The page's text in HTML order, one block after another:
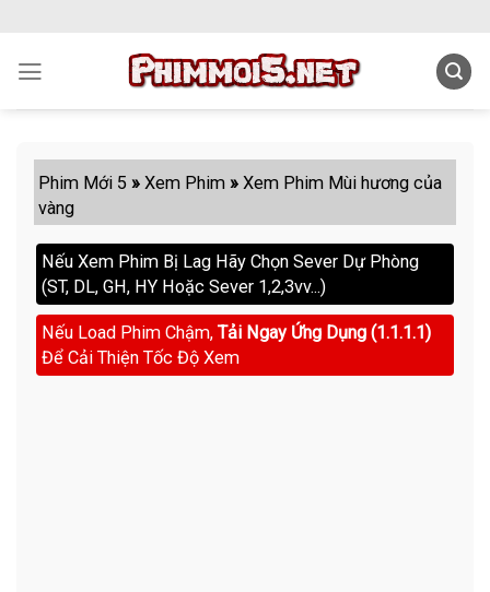
content
Phim Mới 5 »Xem Phim »Xem Phim Mùi hương của
vàng
Nếu Xem Phim Bị Lag Hãy Chọn Sever Dự Phòng
(ST, DL, GH, HY Hoặc Sever 1,2,3vv...)
Nếu Load Phim Chậm, Tải Ngay Ứng Dụng (1.1.1.1)
Để Cải Thiện Tốc Độ Xem